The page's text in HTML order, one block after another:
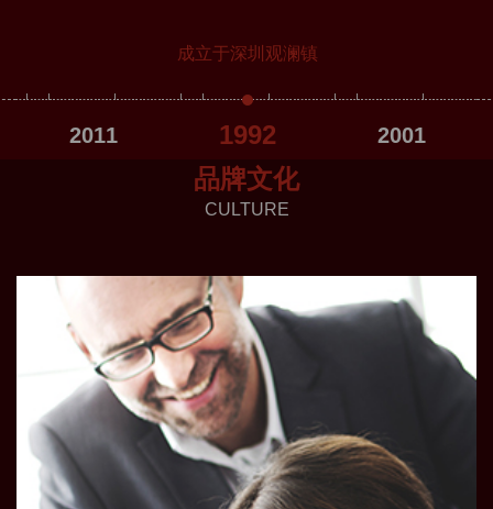
2011
成立于深圳观澜镇
1992 2001
品牌文化
CULTURE